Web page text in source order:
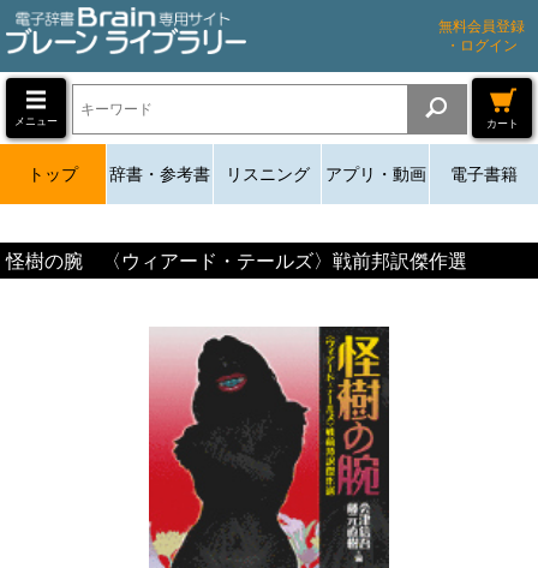
無料会員登録
・ログイン
メニュー カート
トップ 辞書・参考書 リスニング アプリ・動画 電子書籍
怪樹の腕 〈ウィアード・テールズ〉戦前邦訳傑作選